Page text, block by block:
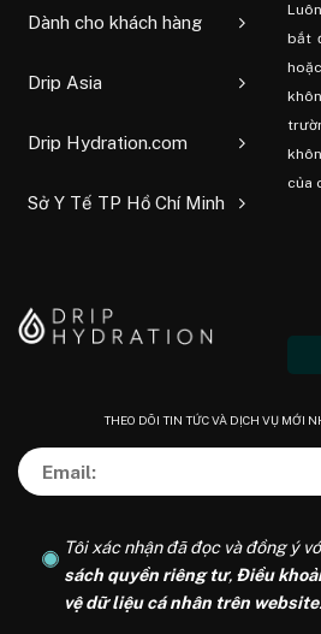
Dành cho khách hàng
Drip Asia
Drip Hydration.com
Sở Y Tế TP Hồ Chí Minh
bắt
của
THEO DÕI TIN TỨC VÀ DỊCH VỤ MỚI
Tôi xác nhận đã đọc và đồng ý
sách quyền riêng tư, Điều
vệ dữ liệu cá nhân trên website.